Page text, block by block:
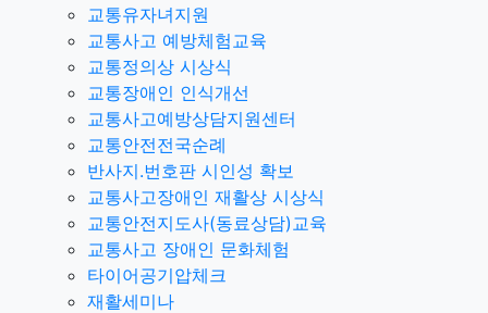
교통유자녀지원
교통사고 예방체험교육
교통정의상 시상식
교통장애인 인식개선
교통사고예방상담지원센터
교통안전전국순례
반사지.번호판 시인성 확보
교통사고장애인 재활상 시상식
교통안전지도사(동료상담)교육
교통사고 장애인 문화체험
타이어공기압체크
재활세미나